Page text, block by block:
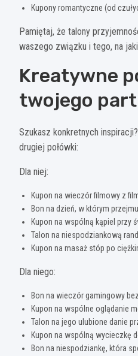
Kupony romantyczne (od
Pamiętaj, że talony
waszego związku i tego, na
Kreatywne
twojego
Szukasz konkretnych
drugiej połówki:
Dla niej:
Kupon na wieczór filmowy z
Bon na dzień, w którym
Kupon na wspólną kąpiel przy
Talon na niespodziankową
Kupon na masaż stóp po
Dla niego:
Bon na wieczór gamingowy
Kupon na wspólne oglądanie
Talon na jego ulubione danie
Kupon na wspólną wycieczkę
Bon na niespodziankę, która